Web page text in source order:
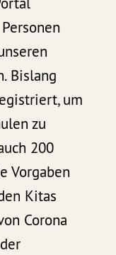
Bislang
um
zu
200
Vorgaben
Kitas
Corona